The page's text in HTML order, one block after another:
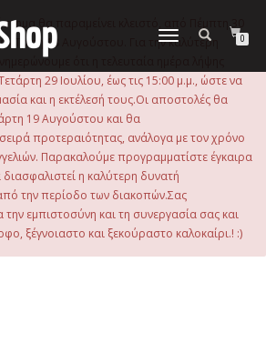
Εναλλαγή
0
θα παραμείνει κλειστό, από Πέμπτη 30
Τρίτη 18 Αυγούστου. Για την καλύτερη
ότι η τελευταία ημέρα λήψης
29 Ιουλίου, έως τις 15:00 μ.μ., ώστε να
και η εκτέλεσή τους.Οι αποστολές θα
19 Αυγούστου και θα
προτεραιότητας, ανάλογα με τον χρόνο
Παρακαλούμε προγραμματίστε έγκαιρα
η καλύτερη δυνατή
την περίοδο των διακοπών.Σας
εμπιστοσύνη και τη συνεργασία σας και
ξέγνοιαστο και ξεκούραστο καλοκαίρι.! :)